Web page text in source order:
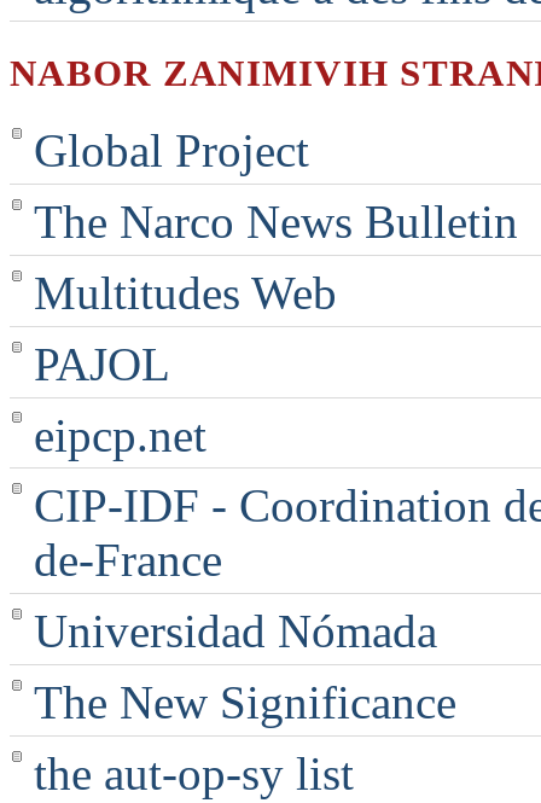
NABOR ZANIMIVIH
Global Project
The Narco News Bulletin
Multitudes Web
PAJOL
eipcp.net
CIP-IDF - Coordination
de-France
Universidad Nómada
The New Significance
the aut-op-sy list